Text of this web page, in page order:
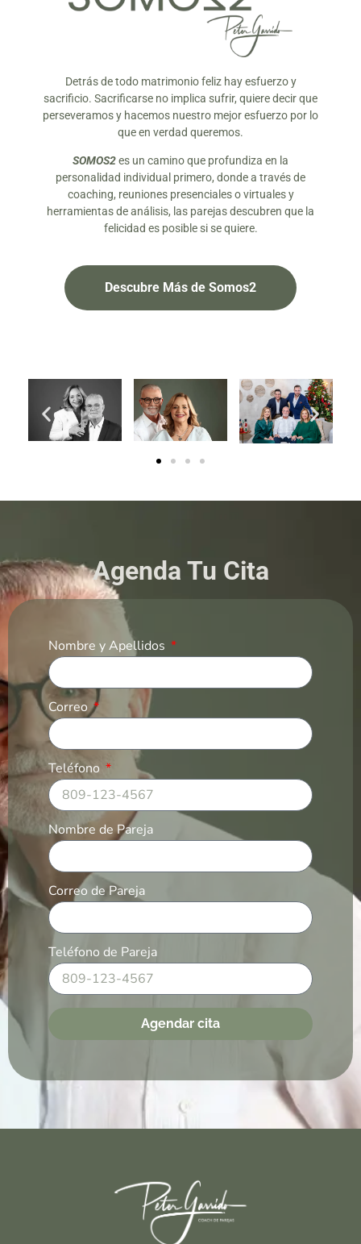
Detrás de todo matrimonio feliz hay esfuerzo y
sacrificio. Sacrificarse no implica sufrir, quiere decir que
perseveramos y hacemos nuestro mejor esfuerzo por lo
que en verdad queremos.
SOMOS2es un camino que profundiza en la
personalidad individual primero, donde a través de
coaching, reuniones presenciales o virtuales y
herramientas de análisis, las parejas descubren que la
felicidad es posible si se quiere.
Descubre Más de Somos2
Agenda Tu Cita
Nombre y Apellidos
Correo
Teléfono
Nombre de Pareja
Correo de Pareja
Teléfono de Pareja
Agendar cita